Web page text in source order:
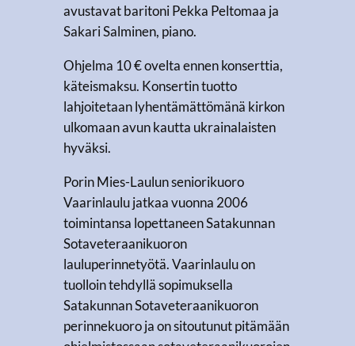
avustavat baritoni Pekka Peltomaa ja
Sakari Salminen, piano.
Ohjelma 10 € ovelta ennen konserttia,
käteismaksu. Konsertin tuotto
lahjoitetaan lyhentämättömänä kirkon
ulkomaan avun kautta ukrainalaisten
hyväksi.
Porin Mies-Laulun seniorikuoro
Vaarinlaulu jatkaa vuonna 2006
toimintansa lopettaneen Satakunnan
Sotaveteraanikuoron
lauluperinnetyötä. Vaarinlaulu on
tuolloin tehdyllä sopimuksella
Satakunnan Sotaveteraanikuoron
perinnekuoro ja on sitoutunut pitämään